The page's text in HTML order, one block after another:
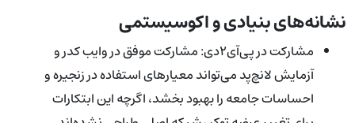
نشانه‌های بنیادی و اکوسیستمی
مشارکت در پی‌آی۲دی: مشارکت موفق در وایب کدر و
آزمایش لانچ‌پد می‌تواند معیارهای استفاده در زنجیره و
احساسات جامعه را بهبود بخشد، اگرچه این ابتکارات